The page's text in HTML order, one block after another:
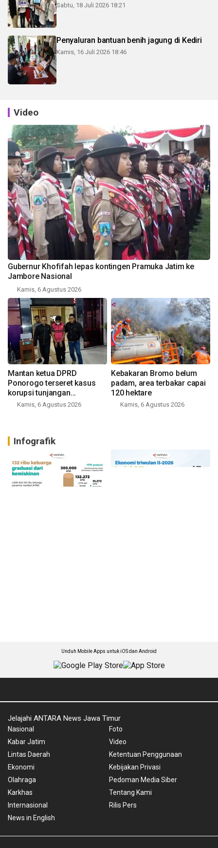
Sabtu, 18 Juli 2026 18:21
Penyaluran bantuan benih jagung di Kediri
Kamis, 16 Juli 2026 18:46
Video
Gubernur Khofifah lepas kontingen Pramuka Jatim ke
Jambore Nasional
Kamis, 6 Agustus 2026
Mantan ketua DPRD
Ponorogo terseret kasus
korupsi tunjangan
perumahan
Kamis, 6 Agustus 2026
Kebakaran Bromo belum
padam, area terbakar capai
120 hektare
Kamis, 6 Agustus 2026
Infografik
Unduh Mobile Apps untuk iOS dan Android
Jelajahi ANTARA News Jawa Timur
Nasional
Kabar Jatim
Lintas Daerah
Ekonomi
Olahraga
Karkhas
Internasional
News in English
Foto
Video
Ketentuan Penggunaan
Kebijakan Privasi
Pedoman Media Siber
Tentang Kami
Rilis Pers